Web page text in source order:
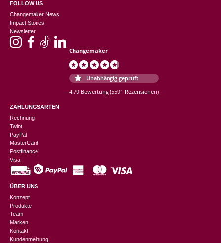
FOLLOW US
Changemaker News
Impact Stories
Newsletter
Changemaker
Unabhängig geprüft
4.79 Bewertung (5591 Rezensionen)
ZAHLUNGSARTEN
Rechnung
Twint
PayPal
MasterCard
Postfinance
Visa
ÜBER UNS
Konzept
Produkte
Team
Marken
Kontakt
Kundenmeinung